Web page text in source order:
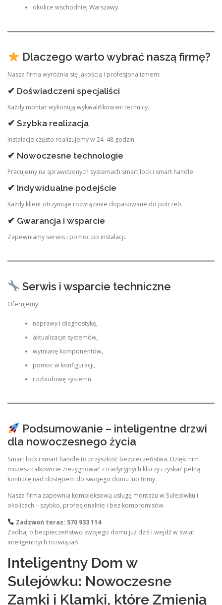
okolice wschodniej Warszawy.
Dlaczego warto wybrać naszą firmę?
Nasza firma wyróżnia się jakością i profesjonalizmem:
✔ Doświadczeni specjaliści
Każdy montaż wykonują wykwalifikowani technicy.
✔ Szybka realizacja
Instalacje często realizujemy w 24–48 godzin.
✔ Nowoczesne technologie
Pracujemy na sprawdzonych systemach smart lock i smart handle.
✔ Indywidualne podejście
Każdy klient otrzymuje rozwiązanie dopasowane do potrzeb.
✔ Gwarancja i wsparcie
Zapewniamy serwis i pomoc po instalacji.
Serwis i wsparcie techniczne
Oferujemy:
naprawy i diagnostykę,
aktualizacje systemów,
wymianę komponentów,
pomoc w konfiguracji,
rozbudowę systemu.
Podsumowanie – inteligentne drzwi
dla nowoczesnego życia
Smart lock i smart handle to przyszłość bezpieczeństwa. Dzięki nim
możesz całkowicie zrezygnować z tradycyjnych kluczy i zyskać pełną
kontrolę nad dostępem do swojego domu lub firmy.
Nasza firma zapewnia kompleksową usługę montażu w Sulejówku i
okolicach – szybko, profesjonalnie i bez kompromisów.
Zadzwoń teraz: 570 933 114
Zadbaj o bezpieczeństwo swojego domu już dziś i wejdź w świat
inteligentnych rozwiązań.
Inteligentny Dom w
Sulejówku: Nowoczesne
Zamki i Klamki, które Zmienią